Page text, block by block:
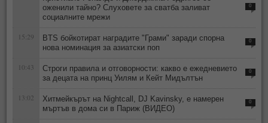
оженили тайно? Слуховете за сватба заливат
социалните мрежи
0
15:29
BTS бойкотират наградите "Грами" заради спорна
нова номинация за азиатски поп
0
10:43
Строги правила и отговорности: какво е ежедневието
за децата на принц Уилям и Кейт Мидълтън
0
13:02
Хитмейкърът на Nightcall, DJ Kavinsky, е намерен
мъртъв в дома си в Париж (ВИДЕО)
0